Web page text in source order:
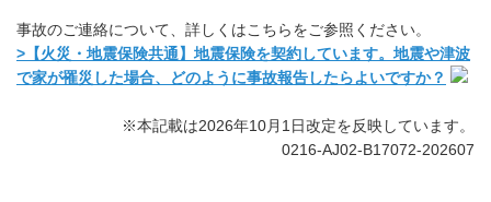
事故のご連絡について、詳しくはこちらをご参照ください。
>【火災・地震保険共通】地震保険を契約しています。地震や津波
で家が罹災した場合、どのように事故報告したらよいですか？
※本記載は2026年10月1日改定を反映しています。
0216-AJ02-B17072-202607